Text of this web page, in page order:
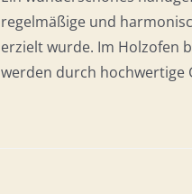
regelmäßige und
erzielt wurde. Im Holzofen
werden durch hochwertige